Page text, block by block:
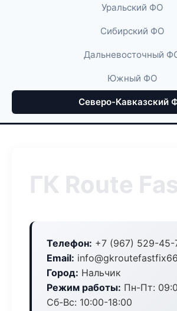
Уральский ФО
Сибирский ФО
Дальневосточный
Южный ФО
Северо-Кавказский
ГК Route
Телефон: +7 (967) 529-45-
Email:
Город: Нальчик
Режим работы: Пн-Пт:
Сб-Вс: 10:00-18:00